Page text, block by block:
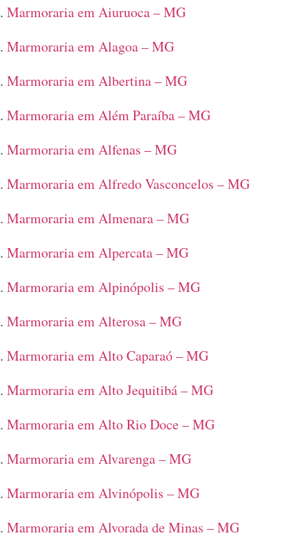
Marmoraria em Aiuruoca – MG
Marmoraria em Alagoa – MG
Marmoraria em Albertina – MG
Marmoraria em Além Paraíba – MG
Marmoraria em Alfenas – MG
Marmoraria em Alfredo Vasconcelos – MG
Marmoraria em Almenara – MG
Marmoraria em Alpercata – MG
Marmoraria em Alpinópolis – MG
Marmoraria em Alterosa – MG
Marmoraria em Alto Caparaó – MG
Marmoraria em Alto Jequitibá – MG
Marmoraria em Alto Rio Doce – MG
Marmoraria em Alvarenga – MG
Marmoraria em Alvinópolis – MG
Marmoraria em Alvorada de Minas – MG